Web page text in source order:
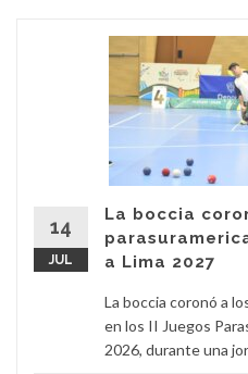
14
JUL
La boccia
a Lima 2027
La boccia coronó a
en los II Juegos
2026, durante una